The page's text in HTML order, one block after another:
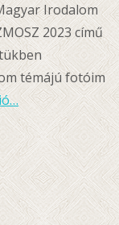
Irodalom
2023 című
témájú fotóim